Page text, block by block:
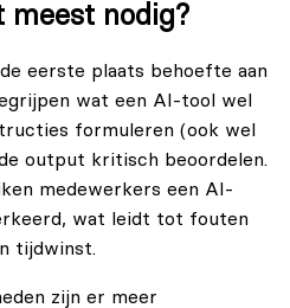
meest nodig?
eerste plaats behoefte aan
wat een AI-tool wel
formuleren (ook wel
output kritisch beoordelen.
medewerkers een AI-
wat leidt tot fouten
tijdwinst.
zijn er meer